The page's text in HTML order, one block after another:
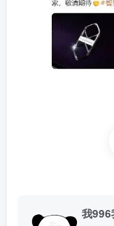
我996